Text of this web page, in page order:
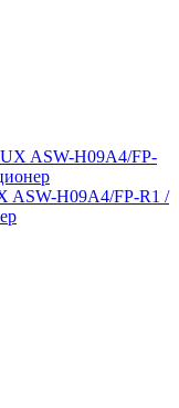
ASW-H09A4/FP-R1 /